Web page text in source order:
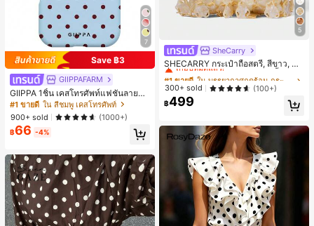
7
Save ฿3
GIIPPAFARM
GIIPPA 1ชิ้น เคสโทรศัพท์แฟชั่นลายจุด
สีฟ้าอ่อนสีแดงเลือดหมู ฐานสีชมพูอ่อน
พร้อมลายจุดสีเขียว เคสโทรศัพท์ 17 Pr
o Max, เหมาะสำหรับโทรศัพท์ 16 Pro
Max, 15 Pro Max, 14 Pro Max, เคสโ
ทรศัพท์สไตล์เกาหลีและน่าสนใจ, เข้ากั
lus, ดีไซน์หรูหราเหมาะสำหรับทั้งชาย
และหญิง, ของขวัญในอุดมคติสำหรับแ
ฟนสาวในวันอีสเตอร์, ฤดูใบไม้ผลิ, ฤดูแ
ต่งงานและวันเกิด
#1 ขายดี ใน สีชมพู เคสโทรศัพท์
900+ sold
(1000+)
฿66 -4%
5
SheCarry
SHECARRY กระเป๋าถือสตรี, สีขาว, แฟ
ชั่น, สง่างาม, วันหยุด, งานปาร์ตี้
#1 ขายดี
เกือบหมดแล้ว!
#1 ขายดี
เกือบหมดแล้ว!
#1 ขายดี
เกือบหมดแล้ว!
#1 ขายดี
ใน บรรยากาศฤดูร้อน กระเป๋าหูหิ้วด้านบนผู้หญิง
300+ sold (100+)
฿499